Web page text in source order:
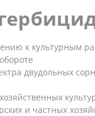
к культурным
двудольных
и частных